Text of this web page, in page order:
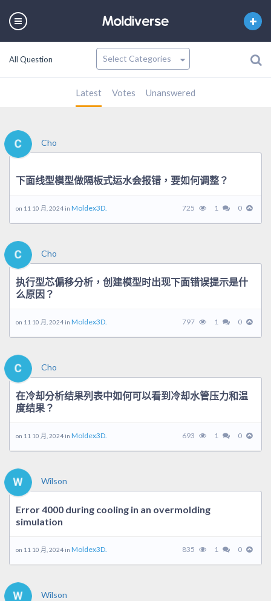
All Question
Latest Votes Unanswered
Cho
下面线型模型做隔板式运水会报错，要如何调整？
on 11 10 月, 2024 in Moldex3D. 725 1 0
Cho
执行型芯偏移分析，创建模型时出现下面错误提示是什
么原因？
on 11 10 月, 2024 in Moldex3D. 797 1 0
Cho
在冷却分析结果列表中如何可以看到冷却水管压力和温
度结果？
on 11 10 月, 2024 in Moldex3D. 693 1 0
Wilson
Error 4000 during cooling in an overmolding
simulation
on 11 10 月, 2024 in Moldex3D. 835 1 0
Wilson